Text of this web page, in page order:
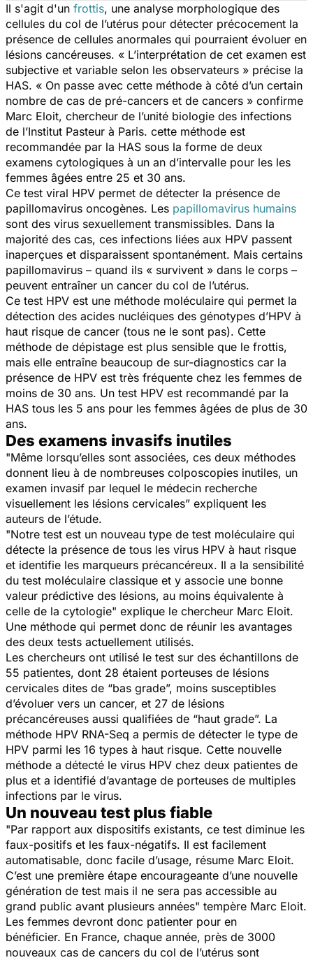
Il s'agit d'un frottis, une analyse morphologique des
cellules du col de l’utérus pour détecter précocement la
présence de cellules anormales qui pourraient évoluer en
lésions cancéreuses. « L’interprétation de cet examen est
subjective et variable selon les observateurs » précise la
HAS. « On passe avec cette méthode à côté d’un certain
nombre de cas de pré-cancers et de cancers » confirme
Marc Eloit, chercheur de l’unité biologie des infections
de l’Institut Pasteur à Paris. cette méthode est
recommandée par la HAS sous la forme de deux
examens cytologiques à un an d’intervalle pour les les
femmes âgées entre 25 et 30 ans.
Ce test viral HPV permet de détecter la présence de
papillomavirus oncogènes. Les papillomavirus humains
sont des virus sexuellement transmissibles. Dans la
majorité des cas, ces infections liées aux HPV passent
inaperçues et disparaissent spontanément. Mais certains
papillomavirus – quand ils « survivent » dans le corps –
peuvent entraîner un cancer du col de l’utérus.
Ce test HPV est une méthode moléculaire qui permet la
détection des acides nucléiques des génotypes d’HPV à
haut risque de cancer (tous ne le sont pas). Cette
méthode de dépistage est plus sensible que le frottis,
mais elle entraîne beaucoup de sur-diagnostics car la
présence de HPV est très fréquente chez les femmes de
moins de 30 ans. Un test HPV est recommandé par la
HAS tous les 5 ans pour les femmes âgées de plus de 30
ans.
Des examens invasifs inutiles
"Même lorsqu’elles sont associées, ces deux méthodes
donnent lieu à de nombreuses colposcopies inutiles, un
examen invasif par lequel le médecin recherche
visuellement les lésions cervicales” expliquent les
auteurs de l’étude.
"Notre test est un nouveau type de test moléculaire qui
détecte la présence de tous les virus HPV à haut risque
et identifie les marqueurs précancéreux. Il a la sensibilité
du test moléculaire classique et y associe une bonne
valeur prédictive des lésions, au moins équivalente à
celle de la cytologie" explique le chercheur Marc Eloit.
Une méthode qui permet donc de réunir les avantages
des deux tests actuellement utilisés.
Les chercheurs ont utilisé le test sur des échantillons de
55 patientes, dont 28 étaient porteuses de lésions
cervicales dites de “bas grade”, moins susceptibles
d’évoluer vers un cancer, et 27 de lésions
précancéreuses aussi qualifiées de “haut grade”. La
méthode HPV RNA-Seq a permis de détecter le type de
HPV parmi les 16 types à haut risque. Cette nouvelle
méthode a détecté le virus HPV chez deux patientes de
plus et a identifié d’avantage de porteuses de multiples
infections par le virus.
Un nouveau test plus fiable
"Par rapport aux dispositifs existants, ce test diminue les
faux-positifs et les faux-négatifs. Il est facilement
automatisable, donc facile d’usage, résume Marc Eloit.
C’est une première étape encourageante d’une nouvelle
génération de test mais il ne sera pas accessible au
grand public avant plusieurs années" tempère Marc Eloit.
Les femmes devront donc patienter pour en
bénéficier. En France, chaque année, près de 3000
nouveaux cas de cancers du col de l’utérus sont